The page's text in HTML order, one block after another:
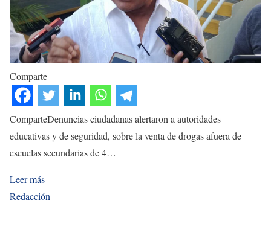
Comparte
ComparteDenuncias ciudadanas alertaron a autoridades
educativas y de seguridad, sobre la venta de drogas afuera de
escuelas secundarias de 4…
Leer más
Redacción